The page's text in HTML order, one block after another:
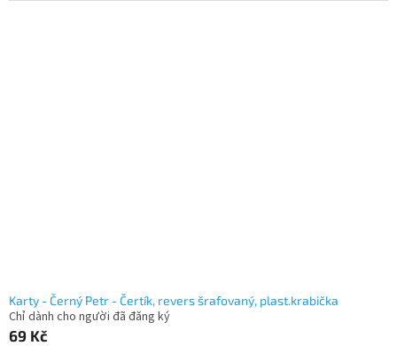
Karty - Černý Petr - Čertík, revers šrafovaný, plast.krabička
Chỉ dành cho người đã đăng ký
69 Kč